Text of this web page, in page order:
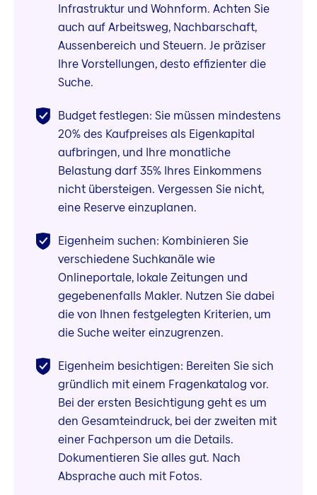
Infrastruktur und Wohnform. Achten Sie
auch auf Arbeitsweg, Nachbarschaft,
Aussenbereich und Steuern. Je präziser
Ihre Vorstellungen, desto effizienter die
Suche.
Budget festlegen: Sie müssen mindestens
20% des Kaufpreises als Eigenkapital
aufbringen, und Ihre monatliche
Belastung darf 35% Ihres Einkommens
nicht übersteigen. Vergessen Sie nicht,
eine Reserve einzuplanen.
Eigenheim suchen: Kombinieren Sie
verschiedene Suchkanäle wie
Onlineportale, lokale Zeitungen und
gegebenenfalls Makler. Nutzen Sie dabei
die von Ihnen festgelegten Kriterien, um
die Suche weiter einzugrenzen.
Eigenheim besichtigen: Bereiten Sie sich
gründlich mit einem Fragenkatalog vor.
Bei der ersten Besichtigung geht es um
den Gesamteindruck, bei der zweiten mit
einer Fachperson um die Details.
Dokumentieren Sie alles gut. Nach
Absprache auch mit Fotos.